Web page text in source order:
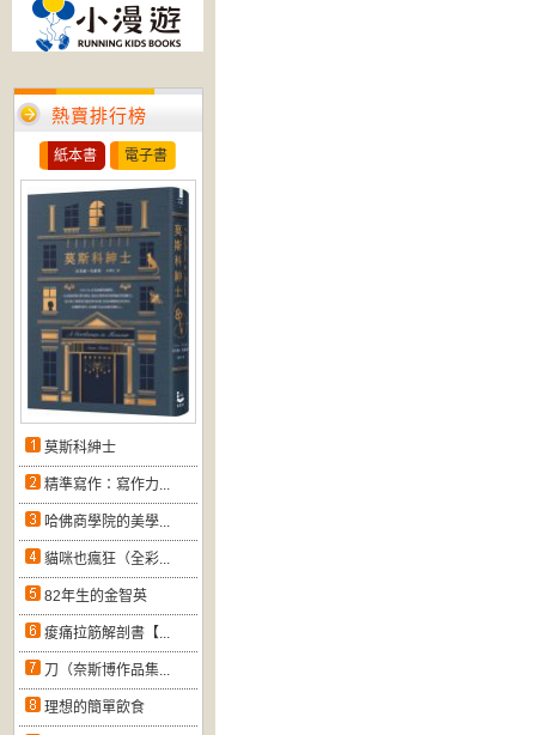
熱賣排行榜
紙本書 電子書
莫斯科紳士
精準寫作：寫作力...
哈佛商學院的美學...
貓咪也瘋狂（全彩...
82年生的金智英
痠痛拉筋解剖書【...
刀（奈斯博作品集...
理想的簡單飲食